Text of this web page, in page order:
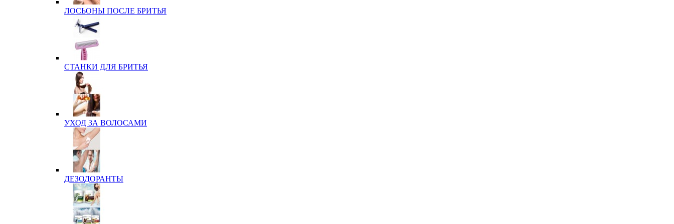
ЛОСЬОНЫ ПОСЛЕ БРИТЬЯ
СТАНКИ ДЛЯ БРИТЬЯ
УХОД ЗА ВОЛОСАМИ
ДЕЗОДОРАНТЫ